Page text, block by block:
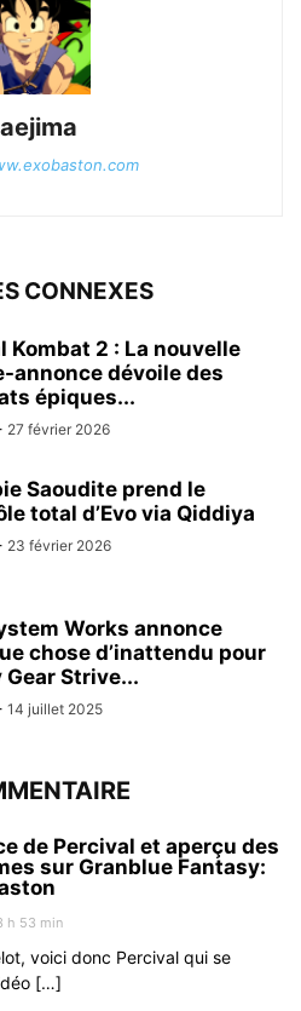
CONNEXES
Kombat 2 : La nouvelle
annonce dévoile des
épiques...
27 février 2026
Saoudite prend le
total d’Evo via Qiddiya
23 février 2026
Works annonce
chose d’inattendu pour
Strive...
14 juillet 2025
de Percival et aperçu des
sur Granblue Fantasy:
h 53 min
voici donc Percival qui se
[…]